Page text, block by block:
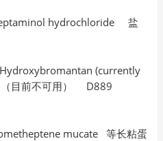
hydrochloride 盐
(currently
（目前不可用） D889
mucate 等长粘蛋